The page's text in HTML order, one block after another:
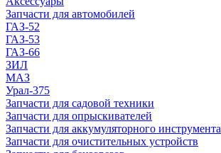
Запчасти для автомобилей
ГАЗ-52
ГАЗ-53
ГАЗ-66
ЗИЛ
МАЗ
Урал-375
Запчасти для садовой техники
Запчасти для опрыскивателей
Запчасти для аккумуляторного инструмента
Запчасти для очистительных устройств